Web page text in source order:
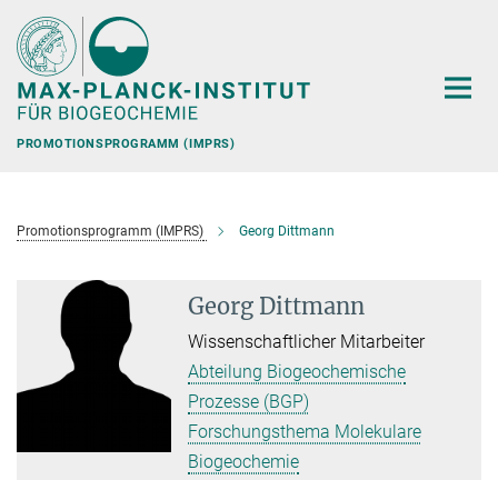
Hauptinhalt
PROMOTIONSPROGRAMM (IMPRS)
Promotionsprogramm (IMPRS) Georg Dittmann
Georg Dittmann
Wissenschaftlicher Mitarbeiter
Abteilung Biogeochemische
Prozesse (BGP)
Forschungsthema Molekulare
Biogeochemie